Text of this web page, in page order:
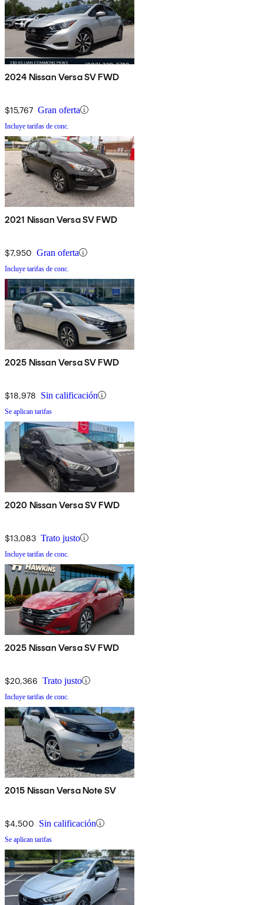
2024 Nissan Versa SV FWD
$15,767 Gran oferta
Incluye tarifas de conc.
2021 Nissan Versa SV FWD
$7,950 Gran oferta
Incluye tarifas de conc.
2025 Nissan Versa SV FWD
$18,978 Sin calificación
Se aplican tarifas
2020 Nissan Versa SV FWD
$13,083 Trato justo
Incluye tarifas de conc.
2025 Nissan Versa SV FWD
$20,366 Trato justo
Incluye tarifas de conc.
2015 Nissan Versa Note SV
$4,500 Sin calificación
Se aplican tarifas